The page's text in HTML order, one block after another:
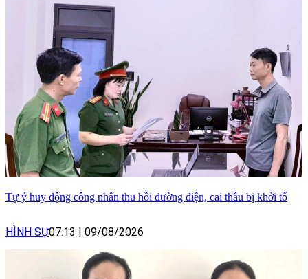
Tự ý huy động công nhân thu hồi đường điện, cai thầu bị khởi tố
HÌNH SỰ07:13 09/08/2026